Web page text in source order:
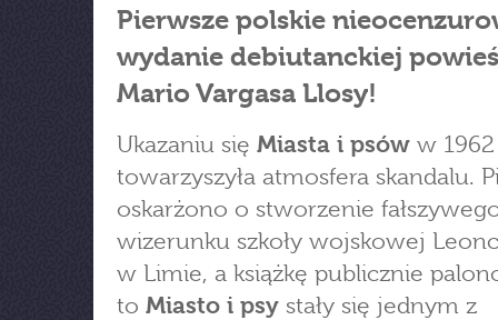
Pierwsze polskie
wydanie debiutanckiej
Mario Vargasa Llosy!
Ukazaniu się Miasta i psów w
towarzyszyła atmosfera skandalu.
oskarżono o stworzenie
wizerunku szkoły wojskowej
w Limie, a książkę publicznie
to Miasto i psy stały się jednym z